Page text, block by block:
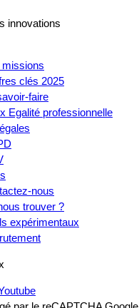
innovations
missions
clés 2025
faire
Egalité professionnelle
nous
trouver ?
expérimentaux